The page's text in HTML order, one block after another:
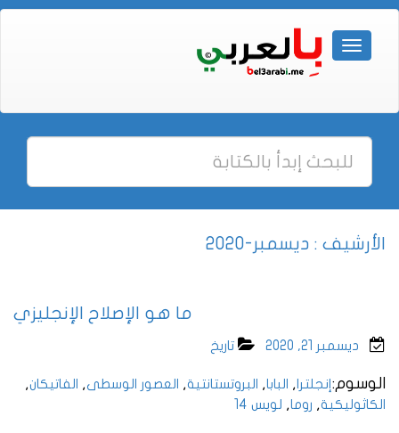
الأرشيف : ديسمبر-2020
ما هو الإصلاح الإنجليزي
ديسمبر 21, 2020 تاريخ
الوسوم: إنجلترا , البابا, البروتستانتية, العصور الوسطى, الفاتيكان,
الكاثوليكية, روما, لويس 14